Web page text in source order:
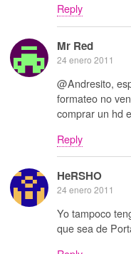
Reply
Mr Red
24 enero 2011
@Andresito,
formateo no
comprar un hd
Reply
HeRSHO
24 enero 2011
Yo tampoco
que sea de